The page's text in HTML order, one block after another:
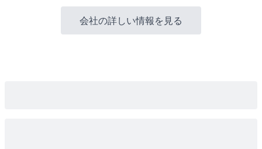
会社の詳しい情報を見る